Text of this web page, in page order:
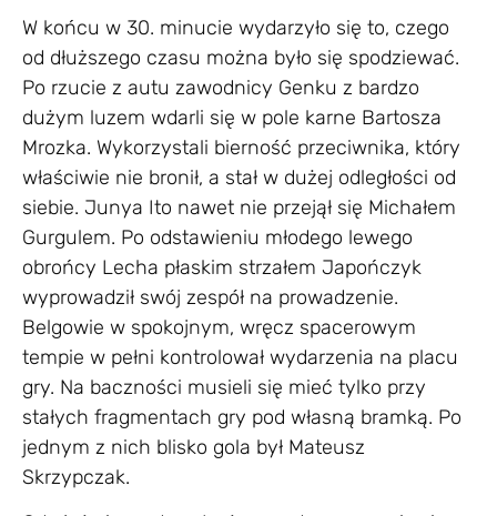
W końcu w 30. minucie wydarzyło się to, czego
od dłuższego czasu można było się spodziewać.
Po rzucie z autu zawodnicy Genku z bardzo
dużym luzem wdarli się w pole karne Bartosza
Mrozka. Wykorzystali bierność przeciwnika, który
właściwie nie bronił, a stał w dużej odległości od
siebie. Junya Ito nawet nie przejął się Michałem
Gurgulem. Po odstawieniu młodego lewego
obrońcy Lecha płaskim strzałem Japończyk
wyprowadził swój zespół na prowadzenie.
Belgowie w spokojnym, wręcz spacerowym
tempie w pełni kontrolował wydarzenia na placu
gry. Na baczności musieli się mieć tylko przy
stałych fragmentach gry pod własną bramką. Po
jednym z nich blisko gola był Mateusz
Skrzypczak.